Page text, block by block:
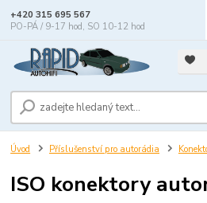
+420 315 695 567
PO-PÁ / 9-17 hod, SO 10-12 hod
Úvod Příslušenství pro autorádia
ISO konektory